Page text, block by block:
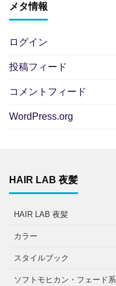
メタ情報
ログイン
投稿フィード
コメントフィード
WordPress.org
HAIR LAB 夜髪
HAIR LAB 夜髪
カラー
スタイルブック
ソフトモヒカン・フェード系